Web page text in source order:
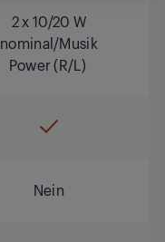
2 x 10/20 W
nominal/Musik
Power (R/L)
Nein